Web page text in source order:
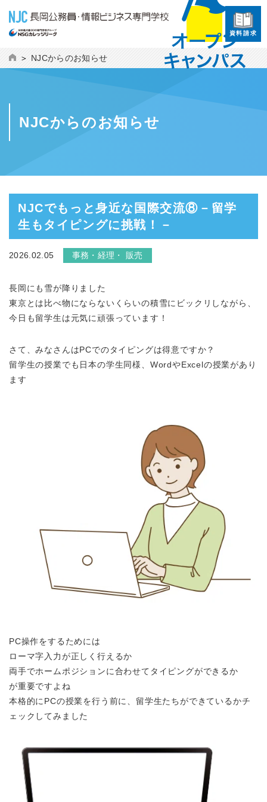
資料請求
NJCからのお知らせ
NJCからのお知らせ
NJCでもっと身近な国際交流⑧－留学
生もタイピングに挑戦！－
2026.02.05 事務・経理・ 販売
長岡にも雪が降りました
東京とは比べ物にならないくらいの積雪にビックリしながら、
今日も留学生は元気に頑張っています！
さて、みなさんはPCでのタイピングは得意ですか？
留学生の授業でも日本の学生同様、WordやExcelの授業があり
ます
PC操作をするためには
ローマ字入力が正しく行えるか
両手でホームポジションに合わせてタイピングができるか
が重要ですよね
本格的にPCの授業を行う前に、留学生たちができているかチ
ェックしてみました